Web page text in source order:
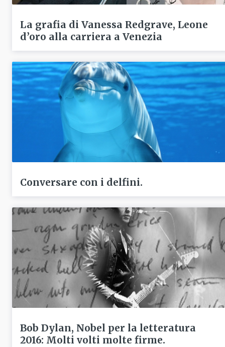
La grafia di Vanessa Redgrave, Leone
d’oro alla carriera a Venezia
Conversare con i delfini.
Bob Dylan, Nobel per la letteratura
2016: Molti volti molte firme.